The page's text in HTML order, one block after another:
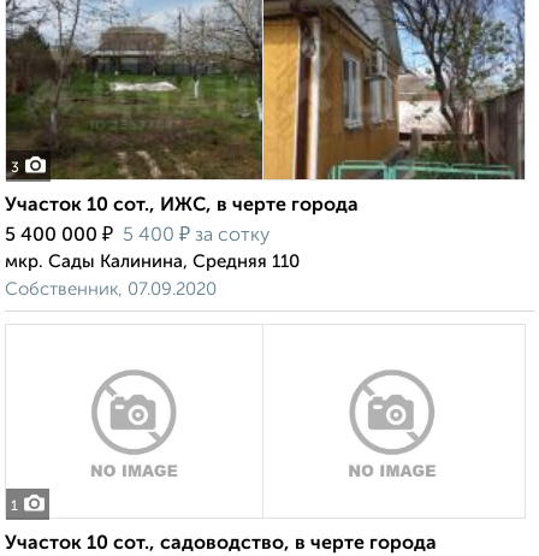
3
Участок 10 сот., ИЖС, в черте города
5 400 000 ₽ 5 400 ₽ за сотку
мкр. Сады Калинина, Средняя 110
Собственник, 07.09.2020
1
Участок 10 сот., садоводство, в черте города